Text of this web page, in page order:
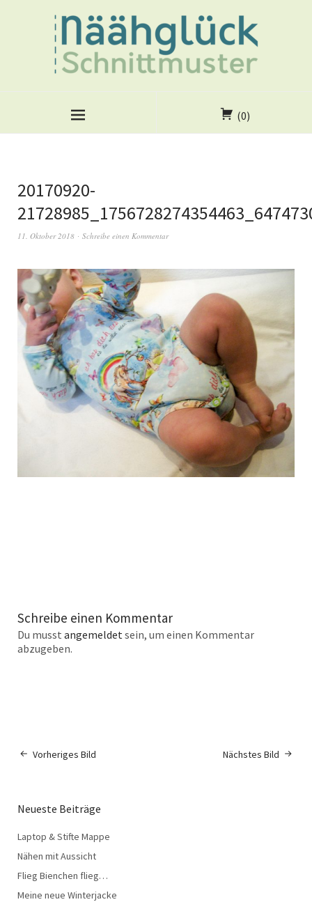
(0)
20170920-
11. Oktober 2018 Schreibe einen Kommentar
Schreibe einen Kommentar
Du musst angemeldet sein, um einen Kommentar
abzugeben.
Nächstes Bild
Vorheriges Bild
Neueste Beiträge
Laptop & Stifte Mappe
Nähen mit Aussicht
Flieg Bienchen flieg…
Meine neue Winterjacke